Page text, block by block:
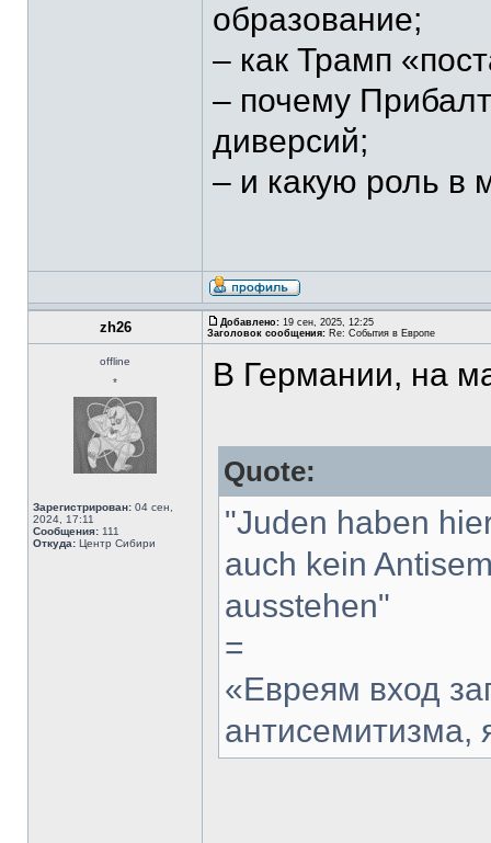
образование;
– как Трамп
– почему
диверсий;
– и какую роль в
zh26 Добавлено: 19 сен, 2025, 12:25
Заголовок сообщения: Re: События в Европе
offline
*
Зарегистрирован: 04 сен,
2024, 17:11
Сообщения: 111
Откуда: Центр Сибири
В Германии, на
Quote:
"Juden haben
auch kein
ausstehen"
=
«Евреям вход
антисемитизма,